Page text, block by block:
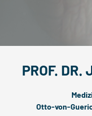
PROF. DR.
Otto-von-